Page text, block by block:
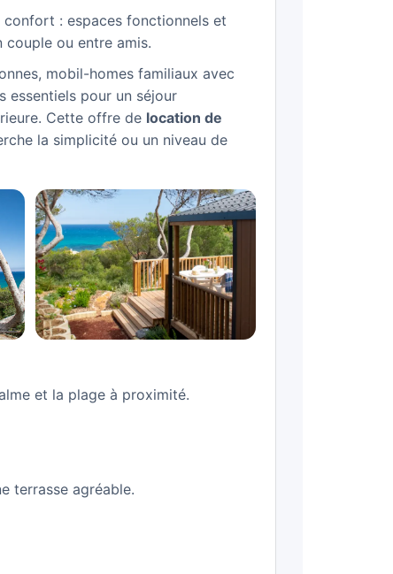
: espaces fonctionnels et
couple ou entre amis.
mobil-homes familiaux avec
essentiels pour un séjour
Cette offre de location de
la simplicité ou un niveau de
et la plage à proximité.
terrasse agréable.